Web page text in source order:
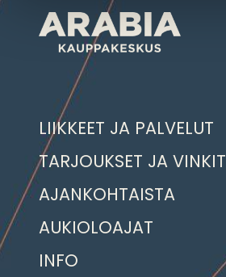
LIIKKEET JA PALVELUT
TARJOUKSET JA VINKIT
AJANKOHTAISTA
AUKIOLOAJAT
INFO